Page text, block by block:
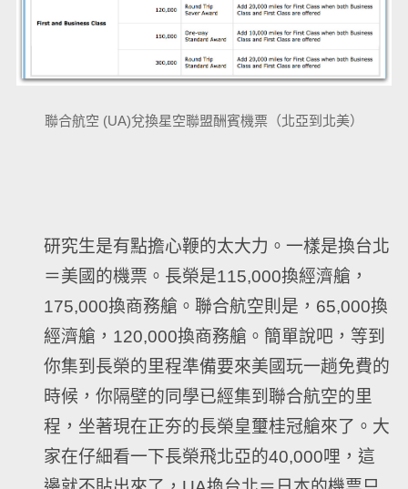
聯合航空 (UA)兌換星空聯盟酬賓機票（北亞到北美）
研究生是有點擔心鞭的太大力。一樣是換台北
＝美國的機票。長榮是115,000換經濟艙，
175,000換商務艙。聯合航空則是，65,000換
經濟艙，120,000換商務艙。簡單說吧，等到
你集到長榮的里程準備要來美國玩一趟免費的
時候，你隔壁的同學已經集到聯合航空的里
程，坐著現在正夯的長榮皇璽桂冠艙來了。大
家在仔細看一下長榮飛北亞的40,000哩，這